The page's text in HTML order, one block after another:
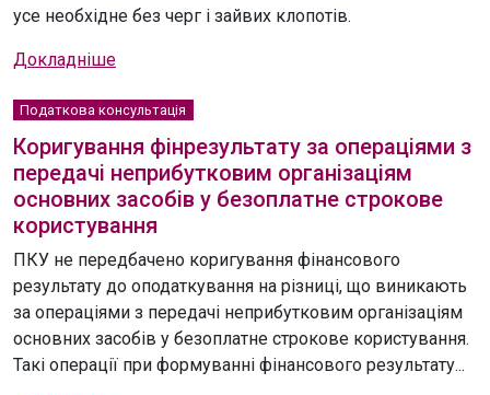
усе необхідне без черг і зайвих клопотів.
Докладніше
Податкова консультація
Коригування фінрезультату за операціями з
передачі неприбутковим організаціям
основних засобів у безоплатне строкове
користування
ПКУ не передбачено коригування фінансового
результату до оподаткування на різниці, що виникають
за операціями з передачі неприбутковим організаціям
основних засобів у безоплатне строкове користування.
Такі операції при формуванні фінансового результату...